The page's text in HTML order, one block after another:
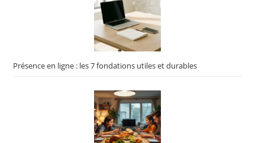
Présence en ligne : les 7 fondations utiles et durables